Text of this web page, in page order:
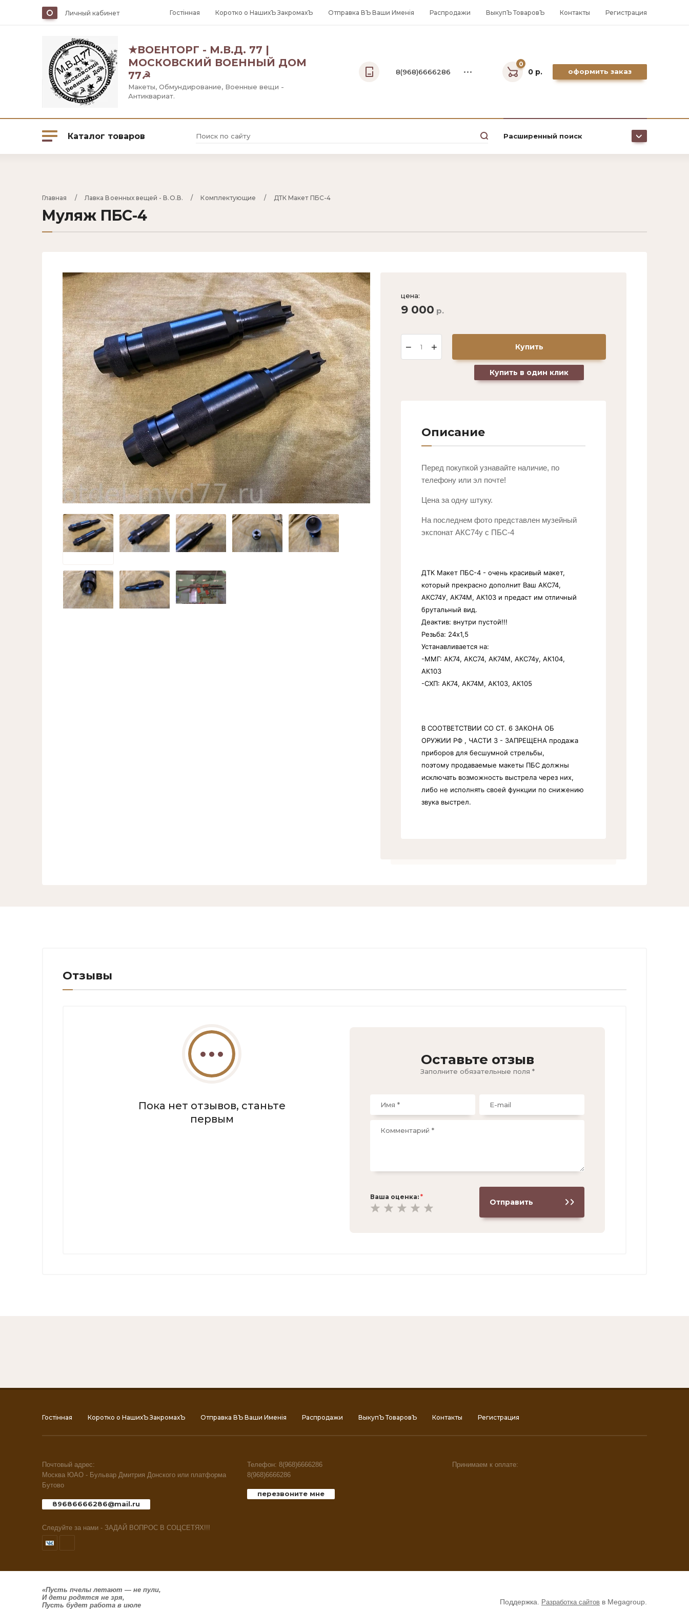
Личный кабинет Гостiнная Коротко о НашихЪ ЗакромахЪ Отправка ВЪ Ваши Именiя Распродажи ВыкупЪ ТоваровЪ Контакты Регистрация
★ВОЕНТОРГ - М.В.Д. 77 |
МОСКОВСКИЙ ВОЕННЫЙ ДОМ
77☭
Макеты, Обмундирование, Военные вещи -
Антиквариат.
8(968)6666286
Москва:
0
0 р. оформить заказ
Каталог товаров
Оружейная палата
Лавка Военных вещей - В.О.В.
Модели авто в коллекцию
Расширенный поиск
Производитель:
Новинка:
Спецпредложение:
Результатов на странице:
5
Главная
     /
Лавка Военных вещей - В.О.В.
     /
Комплектующие
     /
ДТК Макет ПБС-4
Муляж ПБС-4
цена:
9 000 р.
− + Купить
Купить в один клик
Описание
Перед покупкой узнавайте наличие, по
телефону или эл почте!
Цена за одну штуку.
На последнем фото представлен музейный
экспонат АКС74у с ПБС-4
ДТК Макет ПБС-4 - очень красивый макет,
который прекрасно дополнит Ваш АКС74,
АКС74У, АК74М, АК103 и предаст им отличный
брутальный вид.
Деактив: внутри пустой!!!
Резьба: 24х1,5
Устанавливается на:
-ММГ: АК74, АКС74, АК74М, АКС74у, АК104,
АК103
-СХП: АК74, АК74М, АК103, АК105
В СООТВЕТСТВИИ СО СТ. 6 ЗАКОНА ОБ
ОРУЖИИ РФ , ЧАСТИ 3 - ЗАПРЕЩЕНА продажа
приборов для бесшумной стрельбы,
поэтому продаваемые макеты ПБС должны
исключать возможность выстрела через них,
либо не исполнять своей функции по снижению
звука выстрел.
Отзывы
Пока нет отзывов, станьте
первым
Оставьте отзыв
Заполните обязательные поля *
Ваша оценка: *
Гостiнная Коротко о НашихЪ ЗакромахЪ Отправка ВЪ Ваши Именiя Распродажи ВыкупЪ ТоваровЪ Контакты Регистрация
Почтовый адрес:
Москва ЮАО - Бульвар Дмитрия Донского или платформа
Бутово
89686666286@mail.ru
Телефон: 8(968)6666286
8(968)6666286
перезвоните мне
Принимаем к оплате:
Следуйте за нами - ЗАДАЙ ВОПРОС В СОЦСЕТЯХ!!!
«Пусть пчелы летают — не пули,
И дети родятся не зря,
Пусть будет работа в июле
Поддержка. Разработка сайтов в Megagroup.